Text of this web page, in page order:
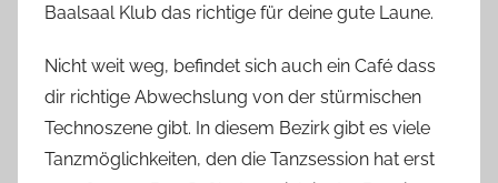
Baalsaal Klub das richtige für deine gute Laune.
Nicht weit weg, befindet sich auch ein Café dass
dir richtige Abwechslung von der stürmischen
Technoszene gibt. In diesem Bezirk gibt es viele
Tanzmöglichkeiten, den die Tanzsession hat erst